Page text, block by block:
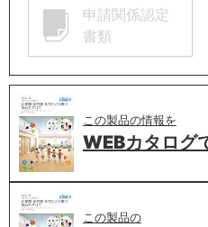
申請関係認定
書類
この製品の情報を
WEBカタログ
この製品の